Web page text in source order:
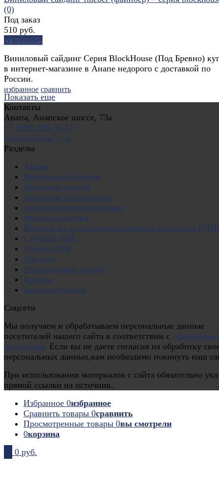
избранное сравнить
(0)
Под заказ
510 руб.
В корзину
Виниловый сайдинг Серия BlockHouse (Под Бревно)
в интернет-магазине в Анапе недорого с доставкой по
России.
Показать еще
Контакты
Анапа, Анапское шоссе, 73а
+7 (999) 396-96-51
info@saiding77.ru
Разделы
Акции
Виниловый сайдинг
Фасадные панели
Фасадные Термопанели
Фиброцементный сайдинг
Фасадная плитка
Изделия из древесно-полимерного композита
Ступени ДПК
Грядки ДПК
Для сада
Регулируемые опоры
Кровля
Комплектующие
Соцсети
Мы получаем и обрабатываем персональные данные
посетителей нашего сайта в соответствии с
политикой. Если вы не даете согласия на обработку
персональных данных,вам необходимо покинуть наш
При использовании материалов с сайта обязательно
прямой ссылки на источник.
Избранное 0избранное
Сравнить товары 0сравнить
Просмотренные товары 0вы смотрели
0корзина
0 руб.